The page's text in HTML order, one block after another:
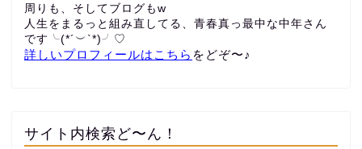
周りも、 そしてブログもw
人生をまるっと組み直してる、青春真っ最中な中年さん
です╰(*´︶`*)╯♡
詳しいプロフィールはこちら をどぞ〜♪
サイト内検索ど〜ん！